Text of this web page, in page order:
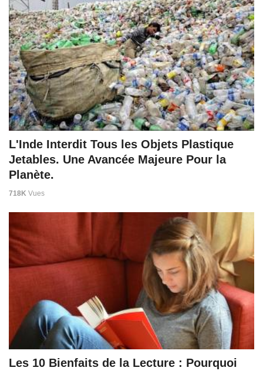
L'Inde Interdit Tous les Objets Plastique
Jetables. Une Avancée Majeure Pour la
Planète.
718K Vues
Les 10 Bienfaits de la Lecture : Pourquoi